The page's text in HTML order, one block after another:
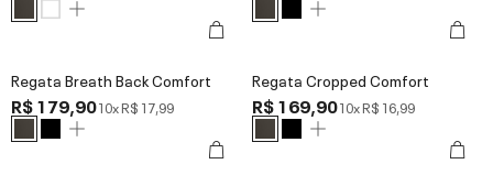
Regata Breath Back Comfort
R$ 179,9010xR$ 17,99
Regata Cropped Comfort
R$ 169,9010xR$ 16,99